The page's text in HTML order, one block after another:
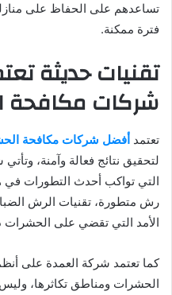
تساعدهم على الحفاظ على
فترة ممكنة.
تقنيات حديثة
شركات مكافحة
تعتمد أفضل شركات مكافحة
لتحقيق نتائج فعالة وآمنة،
التي تواكب أحدث التطورات في
رش متطورة، تقنيات الرش
الأمد التي تقضي على الحشرات
كما تعتمد شركة العمدة على
الحشرات ومناطق تكاثرها،